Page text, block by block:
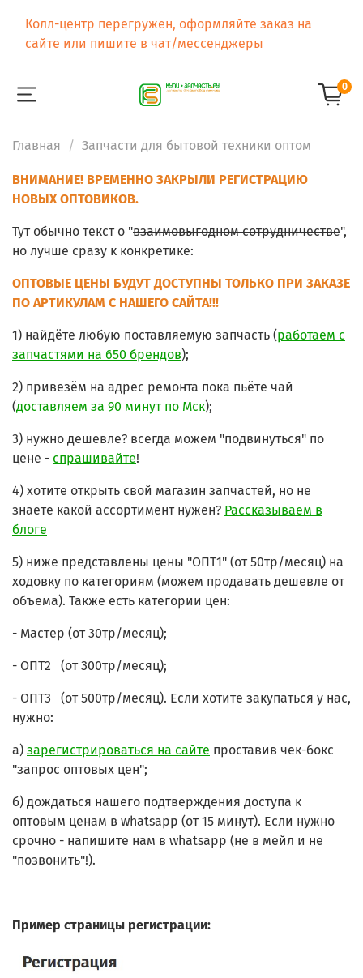
Колл-центр перегружен, оформляйте заказ на
сайте или пишите в чат/мессенджеры
0
Главная Запчасти для бытовой техники оптом
ВНИМАНИЕ! ВРЕМЕННО ЗАКРЫЛИ РЕГИСТРАЦИЮ
НОВЫХ ОПТОВИКОВ.
Тут обычно текст о "взаимовыгодном сотрудничестве",
но лучше сразу к конкретике:
ОПТОВЫЕ ЦЕНЫ БУДУТ ДОСТУПНЫ ТОЛЬКО ПРИ ЗАКАЗЕ
ПО АРТИКУЛАМ С НАШЕГО САЙТА!!!
1) найдёте любую поставляемую запчасть (работаем с
запчастями на 650 брендов);
2) привезём на адрес ремонта пока пьёте чай
(доставляем за 90 минут по Мск);
3) нужно дешевле? всегда можем "подвинуться" по
цене - спрашивайте!
4) хотите открыть свой магазин запчастей, но не
знаете какой ассортимент нужен? Рассказываем в
блоге
5) ниже представлены цены "ОПТ1" (от 50тр/месяц) на
ходовку по категориям (можем продавать дешевле от
объема). Также есть категории цен:
- Мастер (от 30тр/месяц);
- ОПТ2 (от 300тр/месяц);
- ОПТ3 (от 500тр/месяц). Если хотите закупаться у нас,
нужно:
а) зарегистрироваться на сайте проставив чек-бокс
"запрос оптовых цен";
б) дождаться нашего подтверждения доступа к
оптовым ценам в whatsapp (от 15 минут). Если нужно
срочно - напишите нам в whatsapp (не в мейл и не
"позвонить"!).
Пример страницы регистрации: